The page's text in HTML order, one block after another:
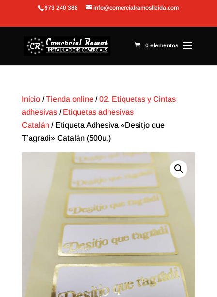
Abrir barra de herramientas
973 240 388 info@comercialramoslleida.com
0 elementos
Inicio/Tienda online/02. Etiquetas y Cintas
adhesivas/ Etiquetas adhesivas
Catalán/ Etiqueta Adhesiva «Desitjo que
T’agradi» Catalán (500u.)